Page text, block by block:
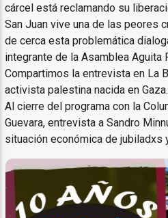
cárcel está reclamando su
San Juan vive una de las peores
de cerca esta problemática
integrante de la Asamblea Aguita
Compartimos la entrevista en La
activista palestina nacida en Gaza.
Al cierre del programa con la
Guevara, entrevista a Sandro
situación económica de jubiladxs